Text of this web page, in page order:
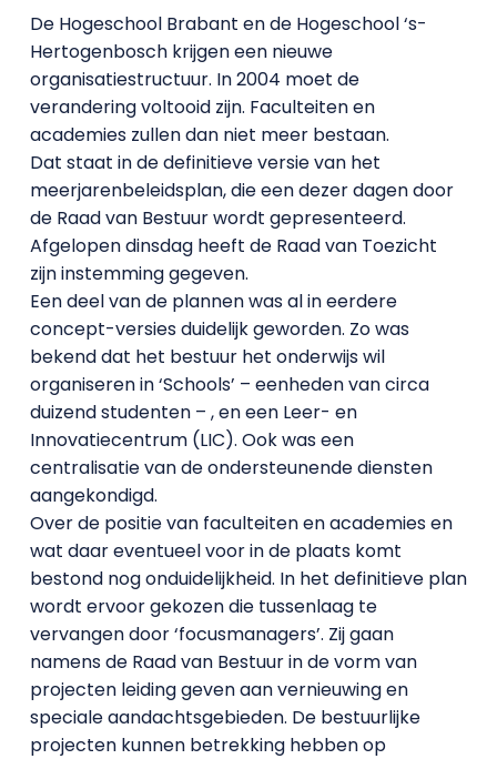
De Hogeschool Brabant en de Hogeschool ‘s-
Hertogenbosch krijgen een nieuwe
organisatiestructuur. In 2004 moet de
verandering voltooid zijn. Faculteiten en
academies zullen dan niet meer bestaan.
Dat staat in de definitieve versie van het
meerjarenbeleidsplan, die een dezer dagen door
de Raad van Bestuur wordt gepresenteerd.
Afgelopen dinsdag heeft de Raad van Toezicht
zijn instemming gegeven.
Een deel van de plannen was al in eerdere
concept-versies duidelijk geworden. Zo was
bekend dat het bestuur het onderwijs wil
organiseren in ‘Schools’ – eenheden van circa
duizend studenten – , en een Leer- en
Innovatiecentrum (LIC). Ook was een
centralisatie van de ondersteunende diensten
aangekondigd.
Over de positie van faculteiten en academies en
wat daar eventueel voor in de plaats komt
bestond nog onduidelijkheid. In het definitieve plan
wordt ervoor gekozen die tussenlaag te
vervangen door ‘focusmanagers’. Zij gaan
namens de Raad van Bestuur in de vorm van
projecten leiding geven aan vernieuwing en
speciale aandachtsgebieden. De bestuurlijke
projecten kunnen betrekking hebben op